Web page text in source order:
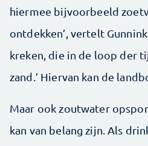
hiermee bijvoorbeeld
ontdekken’, vertelt
kreken, die in de loop der
zand.’ Hiervan kan de
Maar ook zoutwater
kan van belang zijn. Als